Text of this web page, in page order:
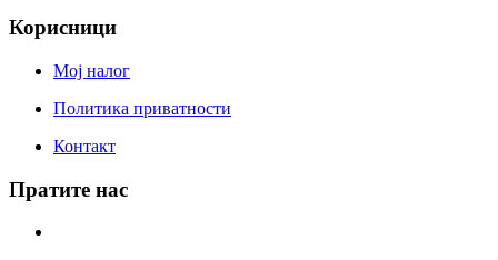
Корисници
Мој налог
Политика приватности
Контакт
Пратите нас